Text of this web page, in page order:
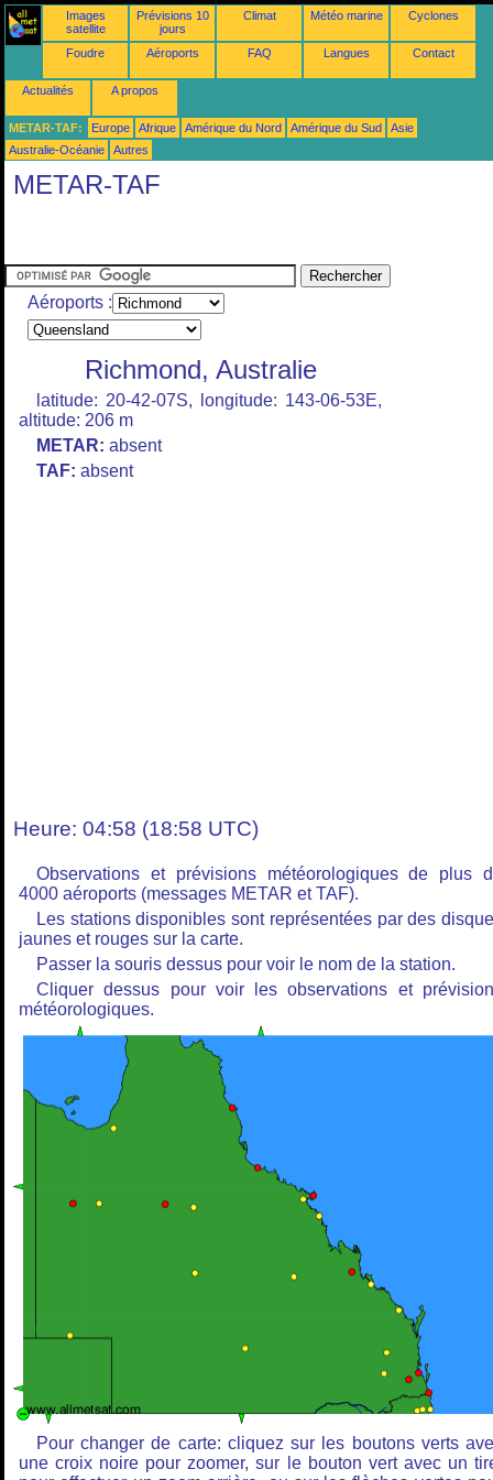
Images
satellite
Prévisions 10
jours
Climat Météo marine Cyclones
Foudre Aéroports FAQ Langues Contact
Actualités A propos
METAR-TAF: Europe Afrique Amérique du Nord Amérique du Sud
Asie
Australie-Océanie
Autres
METAR-TAF
Aéroports :
Richmond, Australie
latitude: 20-42-07S, longitude: 143-06-53E,
altitude: 206 m
METAR: absent
TAF: absent
Heure: 04:58 (18:58 UTC)
Observations et prévisions météorologiques de plus
4000 aéroports (messages METAR et TAF).
Les stations disponibles sont représentées par des
jaunes et rouges sur la carte.
Passer la souris dessus pour voir le nom de la station.
Cliquer dessus pour voir les observations et
météorologiques.
Pour changer de carte: cliquez sur les boutons verts
une croix noire pour zoomer, sur le bouton vert avec un